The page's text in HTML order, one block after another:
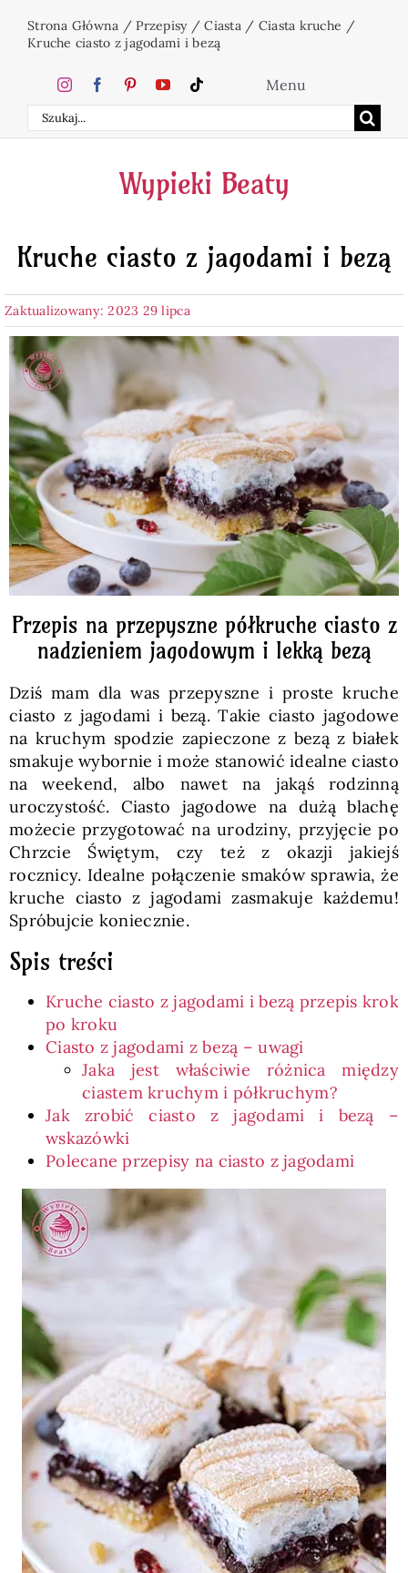
Strona Główna /Przepisy/Ciasta/ Ciasta kruche /
Kruche ciasto z jagodami i bezą
Szukaj
Menu
Home
Ciasta
Desery
Pieczywo
Przetwory
Posiłki
Zdrowo i fit
SKLEP
Polski
Wypieki Beaty
Kruche ciasto z jagodami i bezą
Zaktualizowany: 2023 29 lipca
Przepis na przepyszne półkruche ciasto z
nadzieniem jagodowym i lekką bezą
Dziś mam dla was przepyszne i proste kruche
ciasto z jagodami i bezą. Takie ciasto jagodowe
na kruchym spodzie zapieczone z bezą z białek
smakuje wybornie i może stanowić idealne ciasto
na weekend, albo nawet na jakąś rodzinną
uroczystość. Ciasto jagodowe na dużą blachę
możecie przygotować na urodziny, przyjęcie po
Chrzcie Świętym, czy też z okazji jakiejś
rocznicy. Idealne połączenie smaków sprawia, że
kruche ciasto z jagodami zasmakuje każdemu!
Spróbujcie koniecznie.
Spis treści
Kruche ciasto z jagodami i bezą przepis krok
po kroku
Ciasto z jagodami z bezą – uwagi
Jaka jest właściwie różnica między
ciastem kruchym i półkruchym?
Jak zrobić ciasto z jagodami i bezą –
wskazówki
Polecane przepisy na ciasto z jagodami